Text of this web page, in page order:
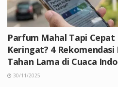
Parfum Mahal Tapi Cepat
Keringat? 4
Tahan Lama di Cuaca
30/11/2025